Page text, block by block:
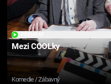
Mezi COOLky
Komedie / Zábavný